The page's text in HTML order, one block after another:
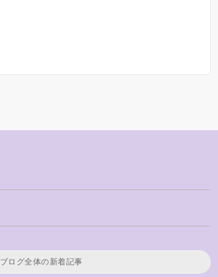
ブログ全体の新着記事